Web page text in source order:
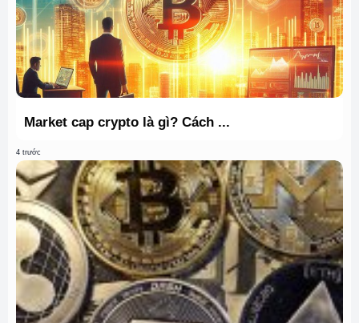
Market cap crypto là gì? Cách ...
4 trước